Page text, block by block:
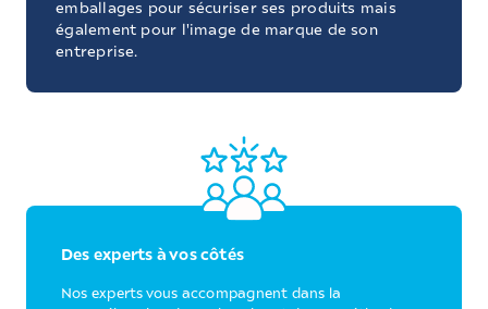
emballages pour sécuriser ses produits mais
également pour l'image de marque de son
entreprise.
Des experts à vos côtés
Nos experts vous accompagnent dans la